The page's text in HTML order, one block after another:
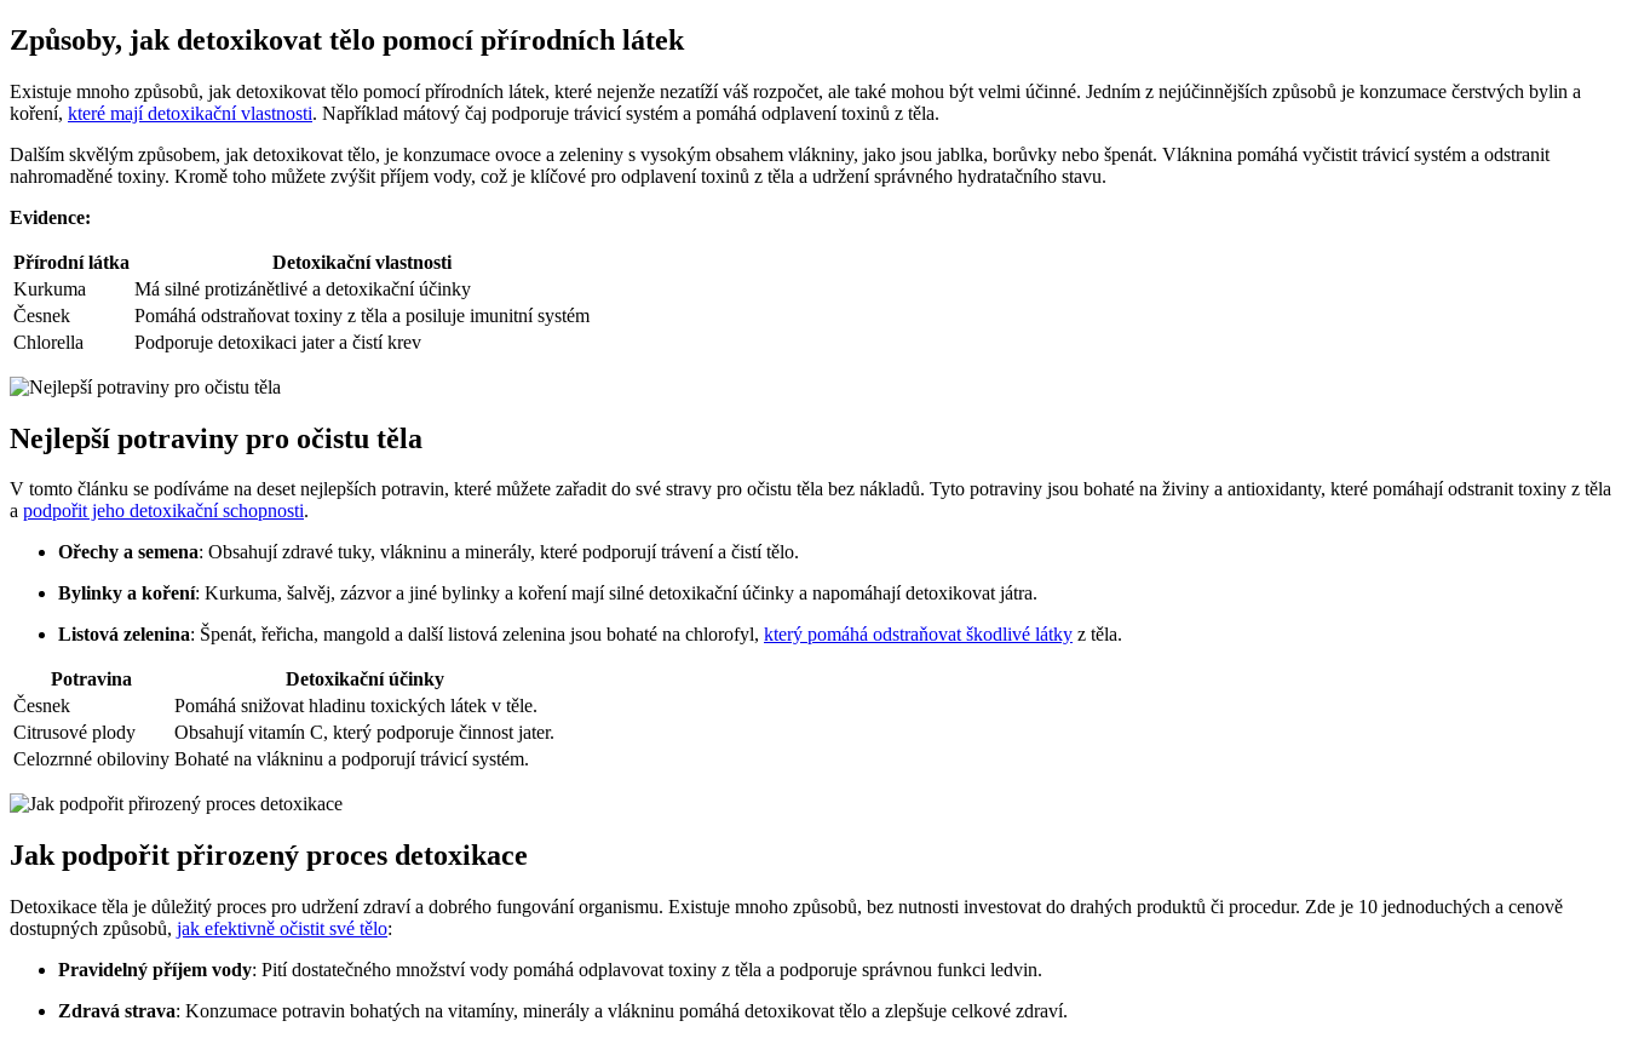
Způsoby, jak detoxikovat tělo pomocí přírodních látek
Existuje mnoho způsobů, jak detoxikovat tělo pomocí přírodních látek, které nejenže nezatíží váš rozpočet, ale také mohou být velmi účinné. Jedním z nejúčinnějších způsobů je konzumace čerstvých bylin a
koření, které mají detoxikační vlastnosti. Například mátový čaj podporuje trávicí systém a pomáhá odplavení toxinů z těla.
Dalším skvělým způsobem, jak detoxikovat tělo, je konzumace ovoce a zeleniny s vysokým obsahem vlákniny, jako jsou jablka, borůvky nebo špenát. Vláknina pomáhá vyčistit trávicí systém a odstranit
nahromaděné toxiny. Kromě toho můžete zvýšit příjem vody, což je klíčové pro odplavení toxinů z těla a udržení správného hydratačního stavu.
Evidence:
Přírodní látka
Detoxikační vlastnosti
Kurkuma
Má silné protizánětlivé a detoxikační účinky
Česnek
Pomáhá odstraňovat toxiny z těla a posiluje imunitní systém
Chlorella
Podporuje detoxikaci jater a čistí krev
Nejlepší potraviny pro očistu těla
V tomto článku se podíváme na deset nejlepších potravin, které můžete zařadit do své stravy pro očistu těla bez nákladů. Tyto potraviny jsou bohaté na živiny a antioxidanty, které pomáhají odstranit toxiny z těla
a podpořit jeho detoxikační schopnosti.
Ořechy a semena: Obsahují zdravé tuky, vlákninu a minerály, které podporují trávení a čistí tělo.
Bylinky a koření: Kurkuma, šalvěj, zázvor a jiné bylinky a koření mají silné detoxikační účinky a napomáhají detoxikovat játra.
Listová zelenina: Špenát, řeřicha, mangold a další listová zelenina jsou bohaté na chlorofyl, který pomáhá odstraňovat škodlivé látky z těla.
Potravina
Detoxikační účinky
Česnek
Pomáhá snižovat hladinu toxických látek v těle.
Citrusové plody
Obsahují vitamín C, který podporuje činnost jater.
Celozrnné obiloviny Bohaté na vlákninu a podporují trávicí systém.
Jak podpořit přirozený proces detoxikace
Detoxikace těla je důležitý proces pro udržení zdraví a dobrého fungování organismu. Existuje mnoho způsobů, bez nutnosti investovat do drahých produktů či procedur. Zde je 10 jednoduchých a cenově
dostupných způsobů, jak efektivně očistit své tělo:
Pravidelný příjem vody: Pití dostatečného množství vody pomáhá odplavovat toxiny z těla a podporuje správnou funkci ledvin.
Zdravá strava: Konzumace potravin bohatých na vitamíny, minerály a vlákninu pomáhá detoxikovat tělo a zlepšuje celkové zdraví.